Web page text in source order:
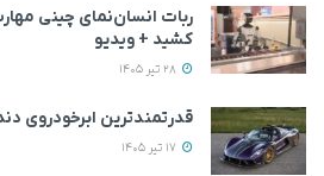
ربات انسان‌نمای چینی
کشید + ویدیو
قدرتمندترین ابرخودروی